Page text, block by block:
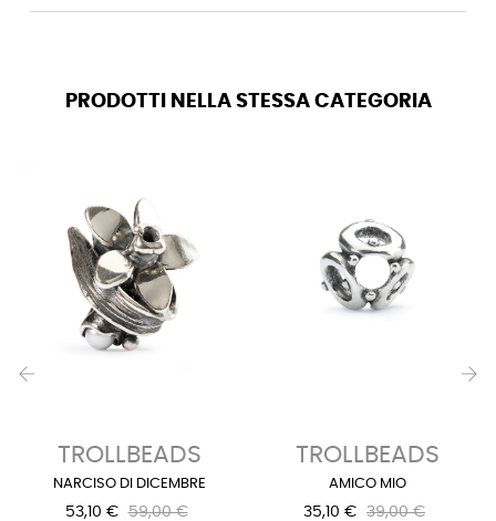
PRODOTTI NELLA STESSA CATEGORIA
TROLLBEADS
NARCISO DI DICEMBRE
53,10 € 59,00 €
TROLLBEADS
AMICO MIO
35,10 € 39,00 €